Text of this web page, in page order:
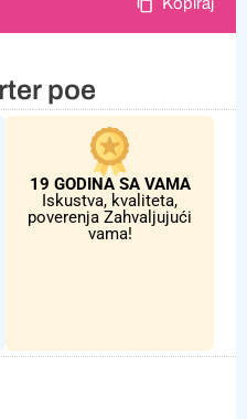
poe
19 GODINA SA VAMA
Iskustva, kvaliteta,
poverenja Zahvaljujući
vama!